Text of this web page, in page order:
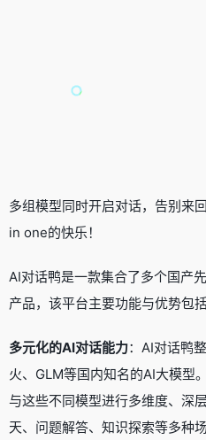
多组模型同时开启对话，告别来
in one的快乐！
AI对话鸭是一款集合了多个国产
产品，该平台主要功能与优势包括
多元化的AI对话能力：AI对话鸭
火、GLM等国内知名的AI大模型
与这些不同模型进行多维度、深
天、问题解答、知识探索等多种场